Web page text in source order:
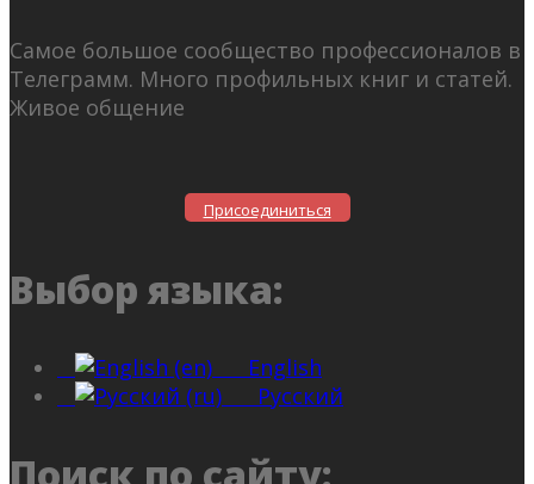
Самое большое сообщество профессионалов в
Телеграмм. Много профильных книг и статей.
Живое общение
Присоединиться
Выбор языка:
English
Русский